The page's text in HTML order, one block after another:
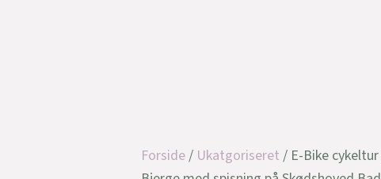
Forside/ Ukatgoriseret / E-Bike